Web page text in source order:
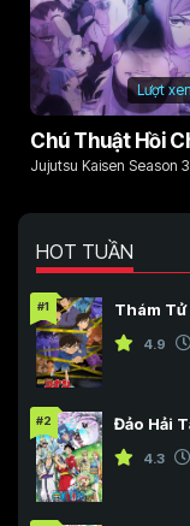
Lượt
Jujutsu Kaisen Season 3
HOT TUẦN
#1 Thám
4.9
#2 Đảo Hải
4.3